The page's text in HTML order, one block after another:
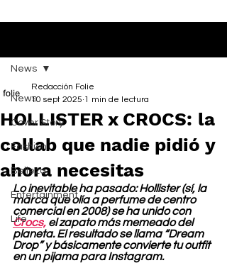
News
Cover Story
Fashion
Belleza
Entertainment
Life
News
HOLLISTER x CROCS: la
collab que nadie pidió y
ahora necesitas
Redacción Folie
10 sept 2025 1 min de lectura
Lo inevitable ha pasado: Hollister (sí, la
marca que olía a perfume de centro
comercial en 2008) se ha unido con
Crocs, el zapato más memeado del
planeta. El resultado se llama “Dream
Drop” y básicamente convierte tu outfit
en un pijama para Instagram.